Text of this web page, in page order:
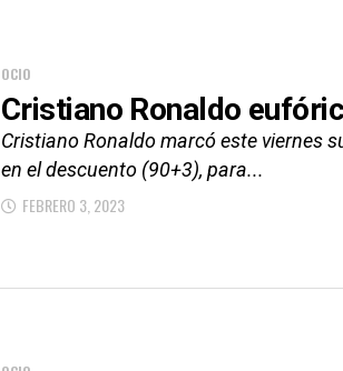
OCIO
Cristiano Ronaldo
Cristiano Ronaldo marcó este viernes
en el descuento (90+3), para...
FEBRERO 3, 2023